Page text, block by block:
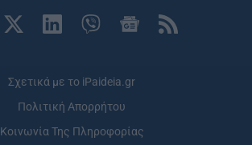
Σχετικά με το iPaideia.gr
Πολιτική Απορρήτου
Κοινωνία Της Πληροφορίας